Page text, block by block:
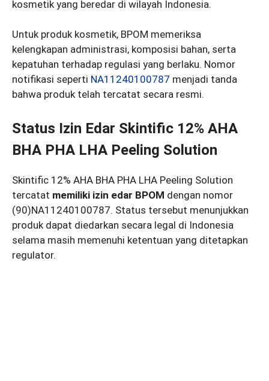
kosmetik yang beredar di wilayah Indonesia.
Untuk produk kosmetik, BPOM memeriksa
kelengkapan administrasi, komposisi bahan, serta
kepatuhan terhadap regulasi yang berlaku. Nomor
notifikasi seperti NA11240100787 menjadi tanda
bahwa produk telah tercatat secara resmi.
Status Izin Edar Skintific 12% AHA
BHA PHA LHA Peeling Solution
Skintific 12% AHA BHA PHA LHA Peeling Solution
tercatat memiliki izin edar BPOM dengan nomor
(90)NA11240100787. Status tersebut menunjukkan
produk dapat diedarkan secara legal di Indonesia
selama masih memenuhi ketentuan yang ditetapkan
regulator.